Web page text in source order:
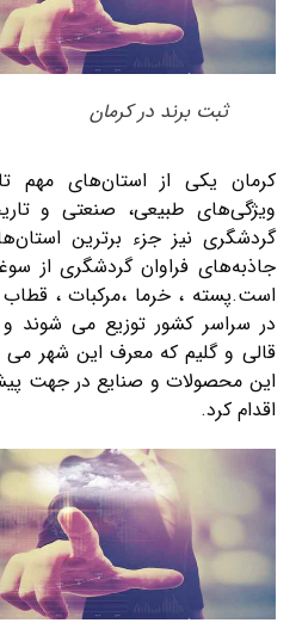
ثبت برند در کرمان
کرمان یکی از استان‌های مهم
ویژگی‌های طبیعی، صنعتی و
گردشگری نیز جزء برترین
جاذبه‌های فراوان گردشگری از
است.پسته ، خرما ،مرکبات ،
در سراسر کشور توزیع می شوند
قالی و گلیم که معرف این شهر می
این محصولات و صنایع در جهت
اقدام کرد.